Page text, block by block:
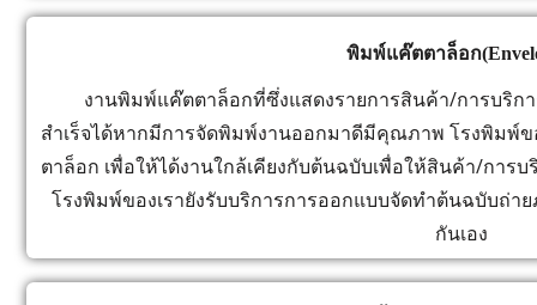
พิมพ์แค๊ตตาล็อก
งานพิมพ์แค๊ตตาล็อกที่ซึ่งแสดงรายการสินค้า/การบริกา
สำเร็จได้หากมีการจัดพิมพ์งานออกมาดีมีคุณภาพ โรงพิมพ์
ตาล็อก เพื่อให้ได้งานใกล้เคียงกับต้นฉบับเพื่อให้สินค้า/กา
โรงพิมพ์ของเรายังรับบริการการออกแบบจัดทำต้นฉบับถ่
กันเอง